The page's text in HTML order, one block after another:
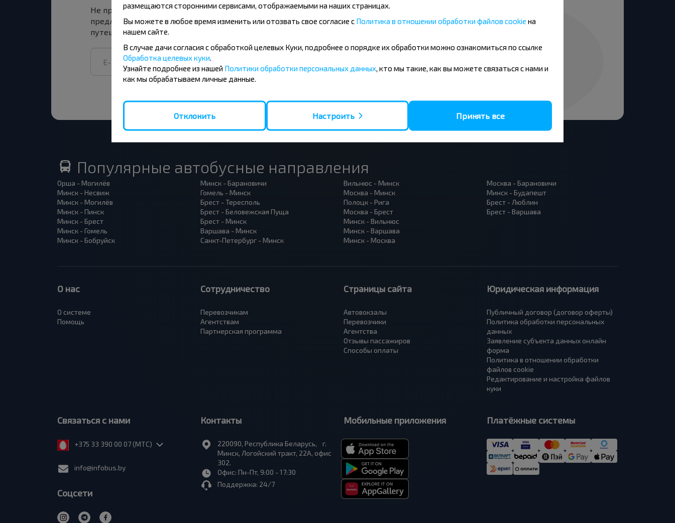
Не пропусти специальные акции, скидки и другие интересные
предложения INFOBUS. Подпишись на получение новостей и
путешествуй с нами дешевле!
Популярные автобусные направления
Орша - Могилёв
Минск - Несвиж
Минск - Могилёв
Минск - Пинск
Минск - Брест
Минск - Гомель
Минск - Бобруйск
Минск - Барановичи
Гомель - Минск
Брест - Тересполь
Брест - Беловежская Пуща
Брест - Минск
Варшава - Минск
Санкт-Петербург - Минск
Вильнюс - Минск
Москва - Минск
Полоцк - Рига
Москва - Брест
Минск - Вильнюс
Минск - Варшава
Минск - Москва
Москва - Барановичи
Минск - Будапешт
Брест - Люблин
Брест - Варшава
О нас
О системе
Помощь
Сотрудничество
Перевозчикам
Агентствам
Партнерская программа
Страницы сайта
Автовокзалы
Перевозчики
Агентства
Отзывы пассажиров
Способы оплаты
Юридическая информация
Публичный договор (договор оферты)
Политика обработки персональных
данных
Заявление субъекта данных онлайн
форма
Политика в отношении обработки
файлов cookie
Редактирование и настройка файлов
куки
Связаться с нами
+375 33 390 00 07 (МТС)
info@infobus.by
Соцсети
Контакты
220090, Республика Беларусь, г.
Минск, Логойский тракт, 22А, офис
302.
Офис: Пн-Пт, 9:00 - 17:30
Поддержка: 24/7
Мобильные приложения Платёжные системы
размещаются сторонними сервисами, отображаемыми на наших страницах.
Вы можете в любое время изменить или отозвать свое согласие с Политика в отношении обработки файлов cookie на
нашем сайте.
В случае дачи согласия с обработкой целевых Куки, подробнее о порядке их обработки можно ознакомиться по ссылке
Обработка целевых куки
Узнайте подробнее из нашей Политики обработки персональных данных , кто мы такие, как вы можете связаться с нами и
как мы обрабатываем личные данные.
Отклонить Настроить Принять все